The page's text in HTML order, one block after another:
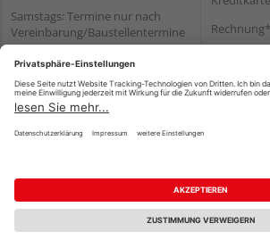
Samstags: Termine nur nach
Vereinbarung/Baustellentermine
Wir helfen Ihnen gerne
weiter
Tel.:+49 6062 956180
E-Mail:shop@holzland-seibert.de
Rechnung*
Versand
Impressum AGB Widerruf
Reservierungsbedingungen